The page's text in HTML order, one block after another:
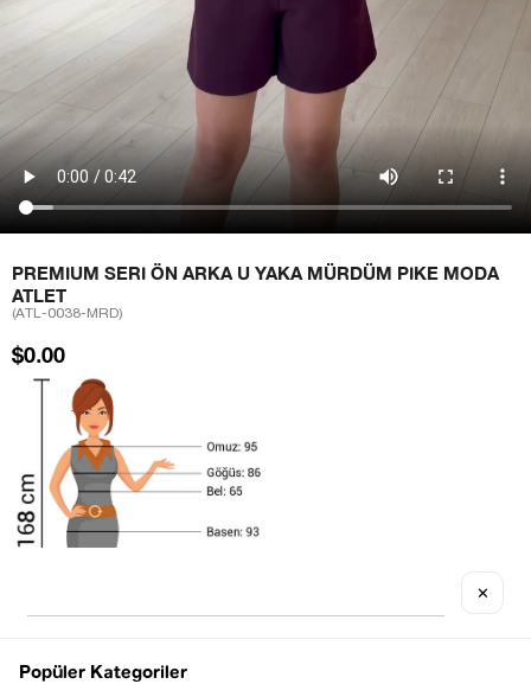
PREMIUM SERI ÖN ARKA U YAKA MÜRDÜM PIKE MODA
ATLET
(ATL-0038-MRD)
$0.00
✕
Popüler Kategoriler